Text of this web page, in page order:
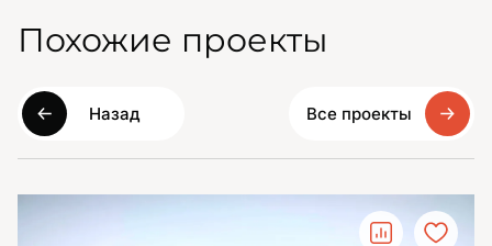
Похожие проекты
Назад Все проекты